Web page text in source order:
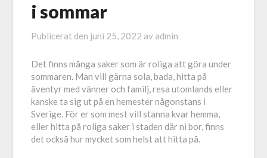
i sommar
Publicerat den juni 25, 2022 av admin
Det finns många saker som är roliga att göra under
sommaren. Man vill gärna sola, bada, hitta på
äventyr med vänner och familj, resa utomlands eller
kanske ta sig ut på en hemester någonstans i
Sverige. För er som mest vill stanna kvar hemma,
eller hitta på roliga saker i staden där ni bor, finns
det också hur mycket som helst att hitta på.